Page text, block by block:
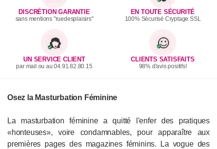
DISCRÉTION GARANTIE
sans mentions "ruedesplaisirs"
EN TOUTE SÉCURITÉ
100% Sécurisé Cryptage SSL
UN SERVICE CLIENT
par mail ou au 04.91.82.80.15
CLIENTS SATISFAITS
98% d'avis positifs!
Osez la Masturbation Féminine
La masturbation féminine a quitté l'enfer des pratiques
«honteuses», voire condamnables, pour apparaître aux
premières pages des magazines féminins. La vogue des